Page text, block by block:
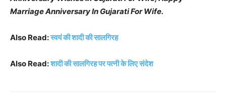
Marriage Anniversary In Gujarati For Wife.
Also Read:स्वयं की शादी की सालगिरह
Also Read:शादी की सालगिरह पर पत्नी के लिए संदेश